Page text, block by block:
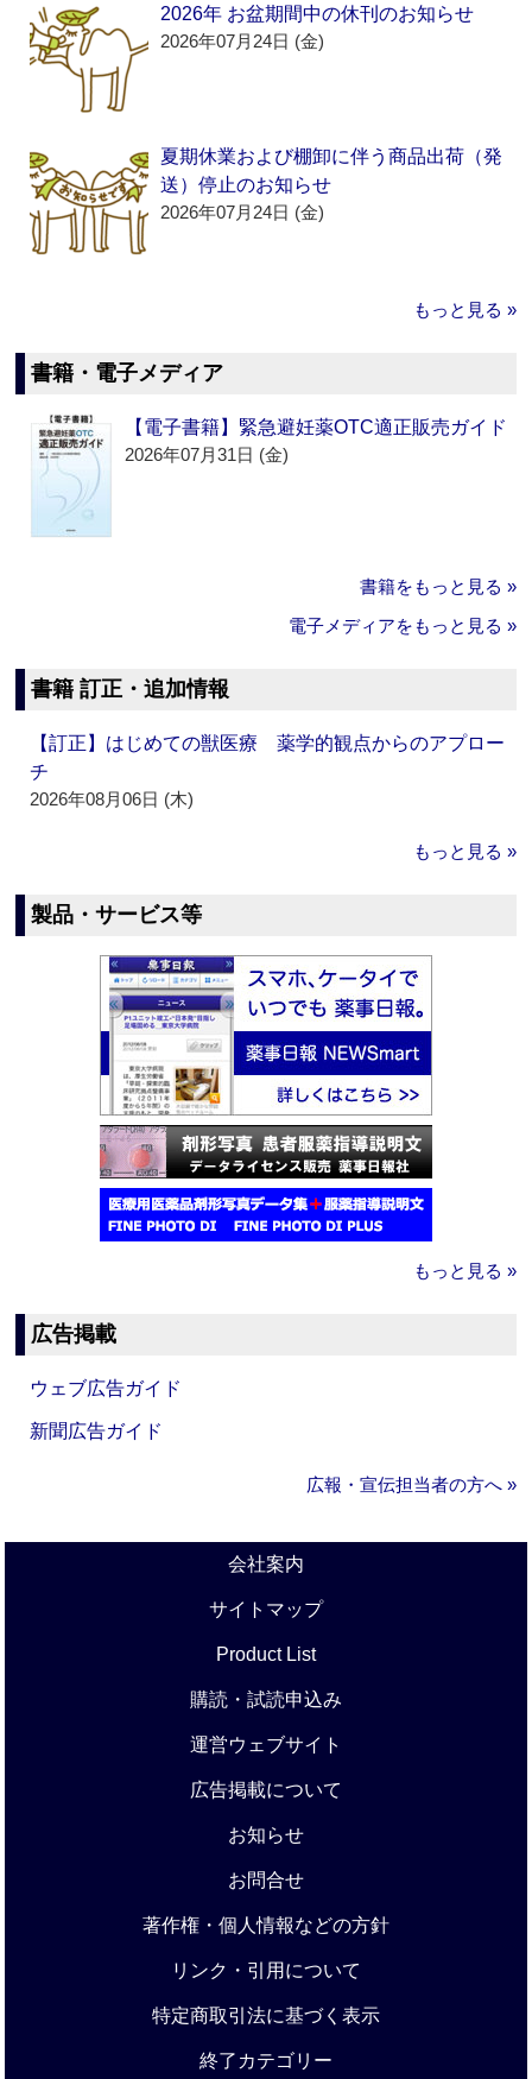
2026年 お盆期間中の休刊のお知らせ
2026年07月24日 (金)
夏期休業および棚卸に伴う商品出荷（発
送）停止のお知らせ
2026年07月24日 (金)
もっと見る »
書籍・電子メディア
【電子書籍】緊急避妊薬OTC適正販売ガイド
2026年07月31日 (金)
書籍をもっと見る »
電子メディアをもっと見る »
書籍 訂正・追加情報
【訂正】はじめての獣医療 薬学的観点からのアプロー
チ
2026年08月06日 (木)
もっと見る »
製品・サービス等
もっと見る »
広告掲載
ウェブ広告ガイド
新聞広告ガイド
広報・宣伝担当者の方へ »
会社案内
サイトマップ
Product List
購読・試読申込み
運営ウェブサイト
広告掲載について
お知らせ
お問合せ
著作権・個人情報などの方針
リンク・引用について
特定商取引法に基づく表示
終了カテゴリー